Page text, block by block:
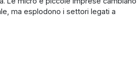
ma esplodono i settori legati a